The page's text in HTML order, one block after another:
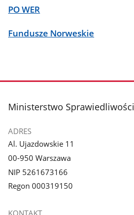
PO WER
Fundusze Norweskie
stopka
Ministerstwo Sprawiedliwości
ADRES
Al. Ujazdowskie 11
00-950 Warszawa
NIP 5261673166
Regon 000319150